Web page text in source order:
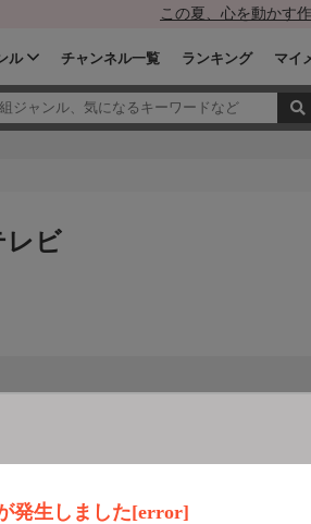
この夏、心を動かす
ル チャンネル一覧 ランキング マイ
発生しました[error]
レビ
登録